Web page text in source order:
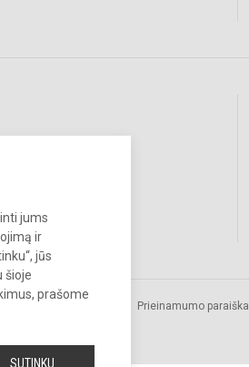
jums
ir
jūs
šioje
prašome
SUTINKU
Prieinamumo paraiška